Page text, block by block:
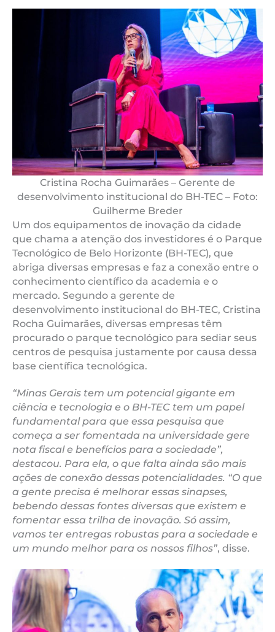
Cristina Rocha Guimarães – Gerente de
desenvolvimento institucional do BH-TEC – Foto:
Guilherme Breder
Um dos equipamentos de inovação da cidade
que chama a atenção dos investidores é o Parque
Tecnológico de Belo Horizonte (BH-TEC), que
abriga diversas empresas e faz a conexão entre o
conhecimento científico da academia e o
mercado. Segundo a gerente de
desenvolvimento institucional do BH-TEC, Cristina
Rocha Guimarães, diversas empresas têm
procurado o parque tecnológico para sediar seus
centros de pesquisa justamente por causa dessa
base científica tecnológica.
“Minas Gerais tem um potencial gigante em
ciência e tecnologia e o BH-TEC tem um papel
fundamental para que essa pesquisa que
começa a ser fomentada na universidade gere
nota fiscal e benefícios para a sociedade”,
destacou. Para ela, o que falta ainda são mais
ações de conexão dessas potencialidades. “O que
a gente precisa é melhorar essas sinapses,
bebendo dessas fontes diversas que existem e
fomentar essa trilha de inovação. Só assim,
vamos ter entregas robustas para a sociedade e
um mundo melhor para os nossos filhos”, disse.